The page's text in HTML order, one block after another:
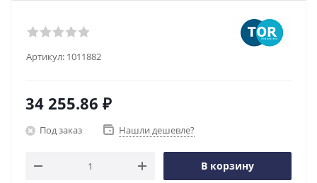
Артикул: 1011882
34 255.86 ₽
Под заказ Нашли дешевле?
В корзину